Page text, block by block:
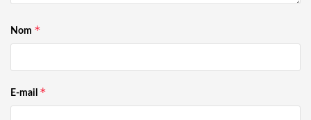
Nom *
E-mail *